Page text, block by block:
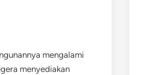
mengalami
menyediakan